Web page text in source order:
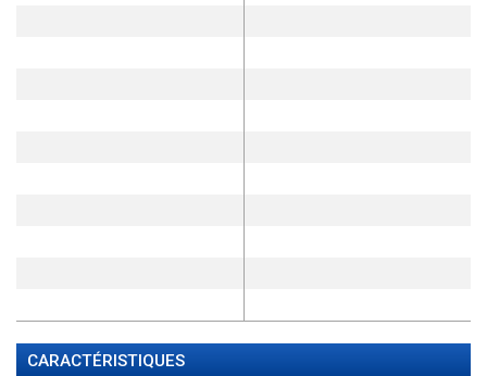
CARACTÉRISTIQUES